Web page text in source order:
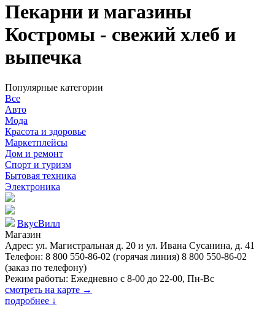
Пекарни и магазины
Костромы - свежий хлеб и
выпечка
Популярные категории
Все
Авто
Мода
Красота и здоровье
Маркетплейсы
Дом и ремонт
Спорт и туризм
Бытовая техника
Электроника
ВкусВилл
Магазин
Адрес: ул. Магистральная д. 20 и ул. Ивана Сусанина, д. 41
Телефон: 8 800 550-86-02 (горячая линия) 8 800 550-86-02
(заказ по телефону)
Режим работы: Ежедневно с 8-00 до 22-00, Пн-Вс
смотреть на карте →
подробнее ↓